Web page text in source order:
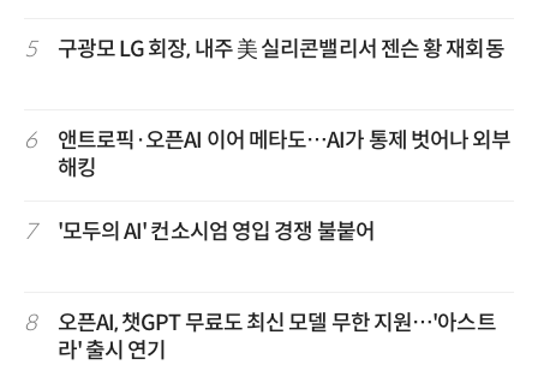
5 구광모 LG 회장, 내주 美 실리콘밸리서 젠슨 황 재회동
6
앤트로픽·오픈AI 이어 메타도…AI가 통제 벗어나 외부
해킹
7 '모두의 AI' 컨소시엄 영입 경쟁 불붙어
8
오픈AI, 챗GPT 무료도 최신 모델 무한 지원…'아스트
라' 출시 연기